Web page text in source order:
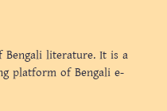
literature. It is a
platform of Bengali e-